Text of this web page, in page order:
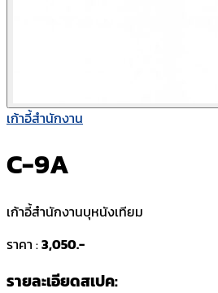
เก้าอี้สำนักงาน
C-9A
เก้าอี้สำนักงานบุหนังเทียม
ราคา :3,050.-
รายละเอียดสเปค: